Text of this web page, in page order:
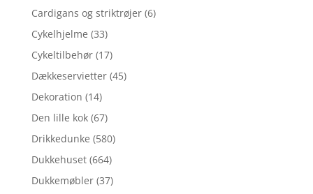
Cardigans og striktrøjer (6)
Cykelhjelme (33)
Cykeltilbehør (17)
Dækkeservietter (45)
Dekoration (14)
Den lille kok (67)
Drikkedunke (580)
Dukkehuset (664)
Dukkemøbler (37)